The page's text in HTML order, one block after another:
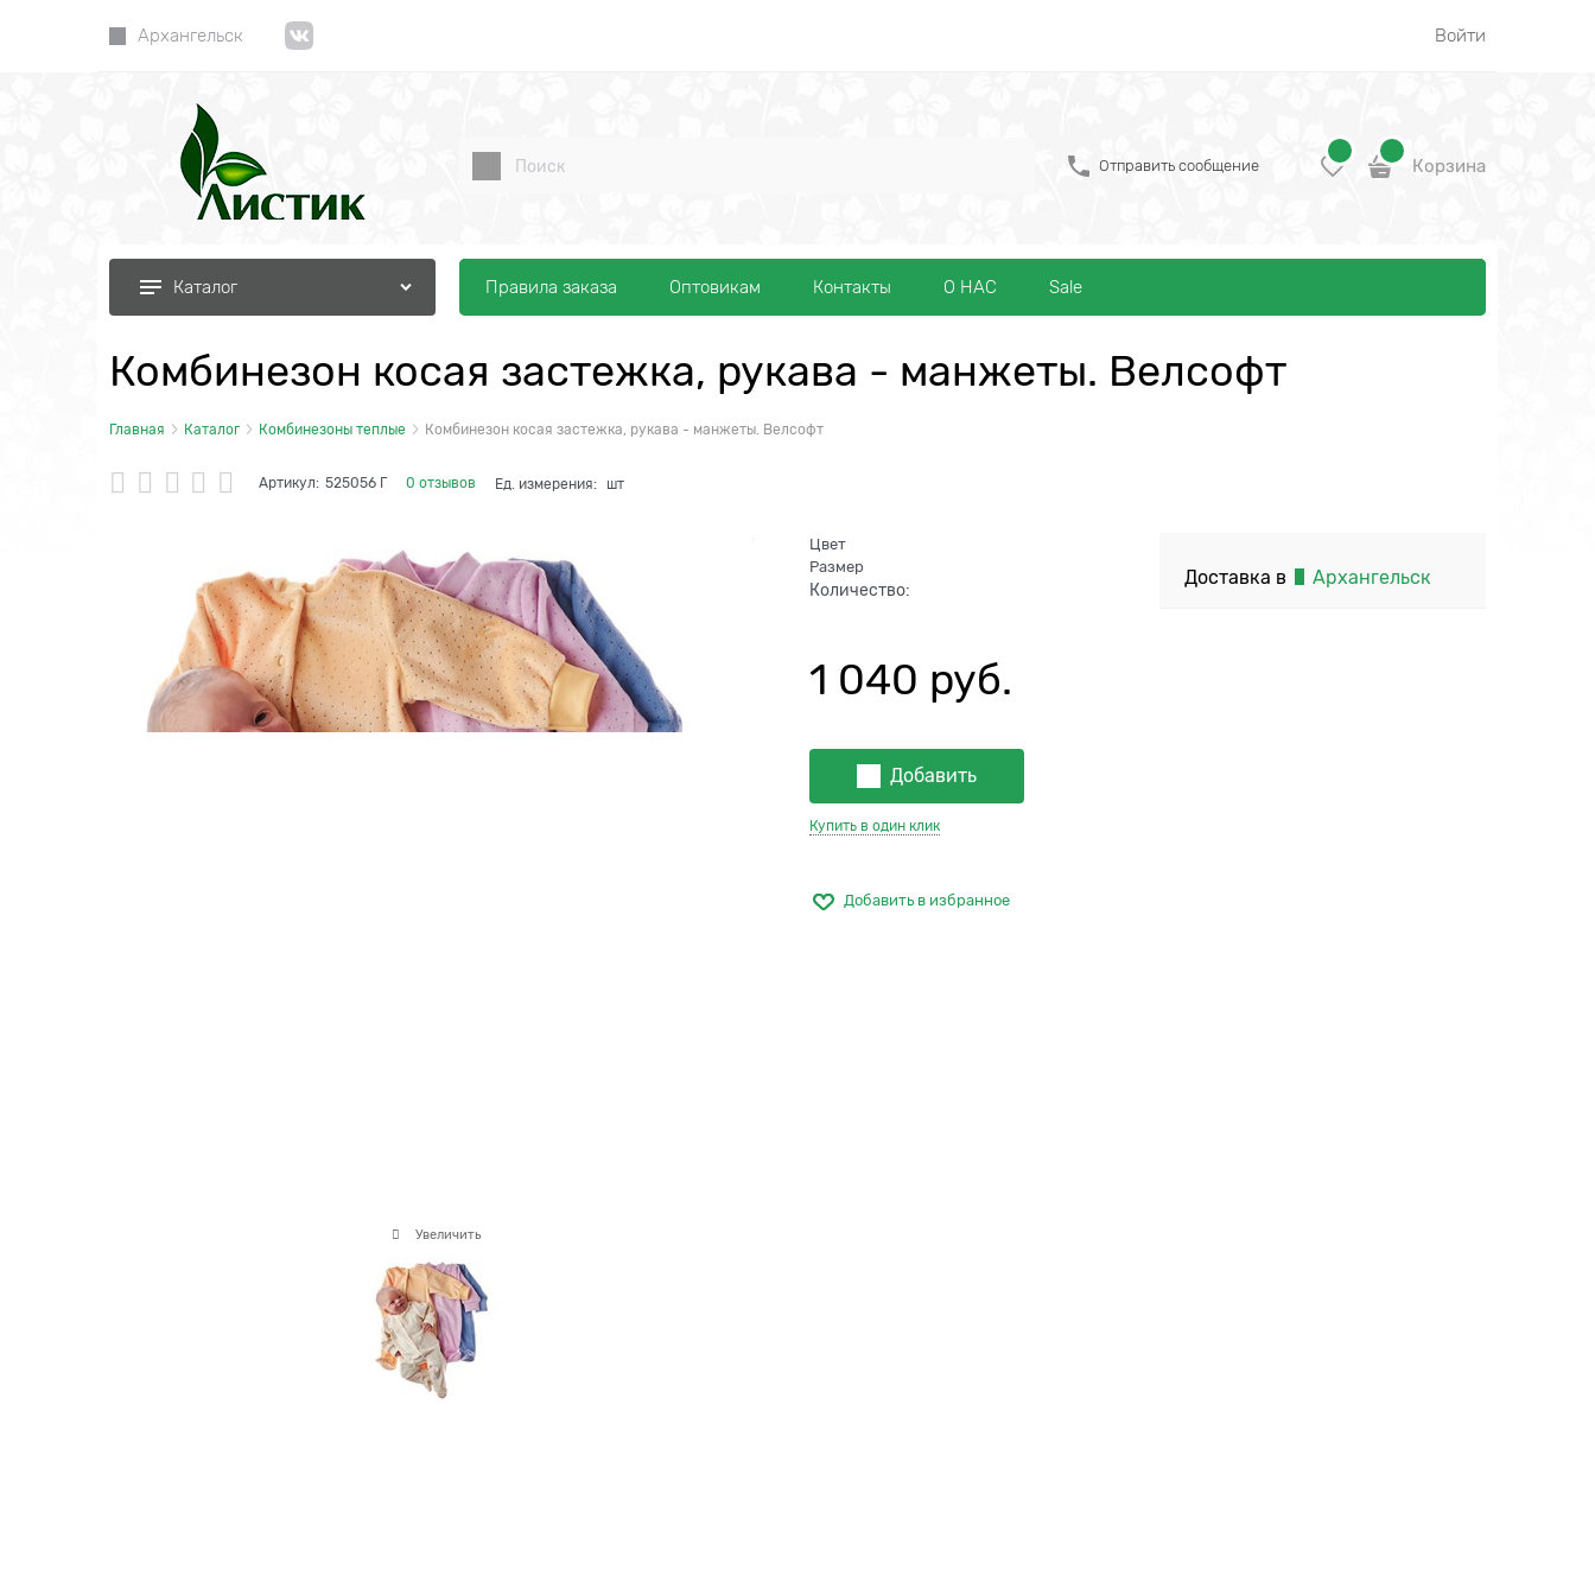
Архангельск Войти
Отправить сообщение Корзина
Каталог Правила заказа Оптовикам Контакты О НАС Sale
Комбинезон косая застежка, рукава - манжеты. Велсофт
Главная Каталог Комбинезоны теплые Комбинезон косая застежка, рукава - манжеты. Велсофт
Артикул: 525056 Г 0 отзывов Ед. измерения: шт
Увеличить
Цвет
Размер
Количество:
1 040 руб.
Добавить
Купить в один клик
Добавить в избранное
Доставка в Архангельск